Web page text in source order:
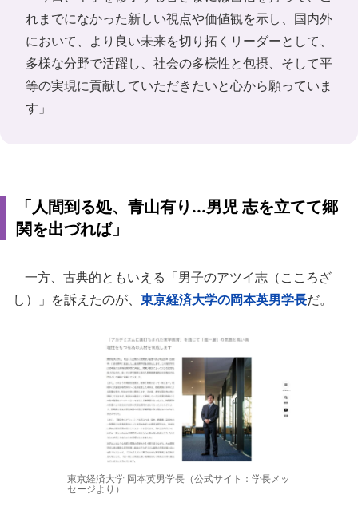
れまでになかった新しい視点や価値観を示し、国内外
において、より良い未来を切り拓くリーダーとして、
多様な分野で活躍し、社会の多様性と包摂、そして平
等の実現に貢献していただきたいと心から願っていま
す」
「人間到る処、青山有り...男児 志を立てて郷
関を出づれば」
一方、古典的ともいえる「男子のアツイ志（こころざ
し）」を訴えたのが、 東京経済大学の岡本英男学長だ。
東京経済大学 岡本英男学長（公式サイト：学長メッ
セージより）